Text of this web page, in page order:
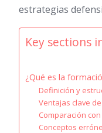
estrategias
Key sections
¿Qué es la
Definición y
Ventajas clave
Comparación
Conceptos